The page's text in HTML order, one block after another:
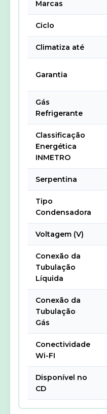
Marcas
Ciclo
Climatiza até
Garantia
Gás
Refrigerante
Classificação
Energética
INMETRO
Serpentina
Tipo
Condensadora
Voltagem (V)
Conexão da
Tubulação
Líquida
Conexão da
Tubulação
Gás
Conectividade
Wi-FI
Disponível no
CD